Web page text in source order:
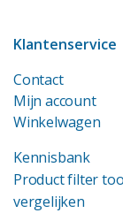
Klantenservice
Contact
Mijn account
Winkelwagen
Kennisbank
Product filter
vergelijken